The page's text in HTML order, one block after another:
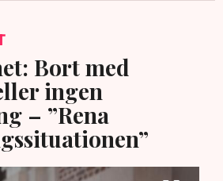
Bort med
ingen
– ”Rena